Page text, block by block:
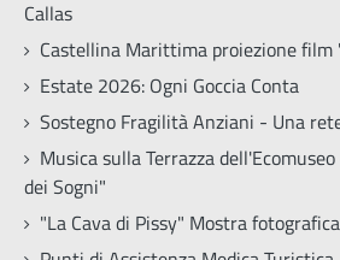
Callas
Castellina Marittima proiezione film
Estate 2026: Ogni Goccia Conta
Sostegno Fragilità Anziani - Una
Musica sulla Terrazza
dei Sogni"
"La Cava di Pissy" Mostra